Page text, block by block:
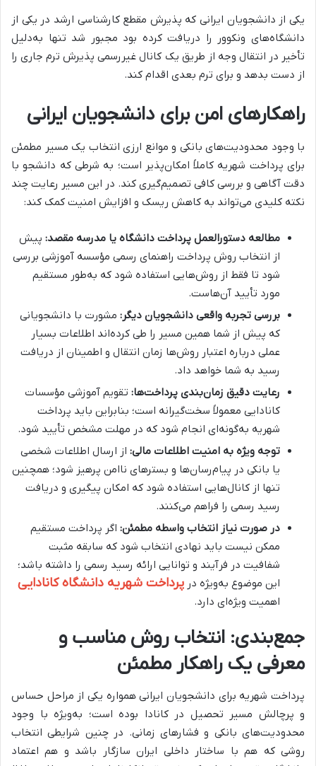
یکی از دانشجویان ایرانی که پذیرش مقطع کارشناسی ارشد در یکی از
دانشگاه‌های ونکوور را دریافت کرده بود مجبور شد تنها به‌دلیل
تأخیر در انتقال وجه از طریق یک کانال غیررسمی پذیرش ترم جاری را
از دست بدهد و برای ترم بعدی اقدام کند.
راهکارهای امن برای دانشجویان ایرانی
با وجود محدودیت‌های بانکی و موانع ارزی انتخاب یک مسیر مطمئن
برای پرداخت شهریه کاملاً امکان‌پذیر است؛ به شرطی که دانشجو با
دقت آگاهی و بررسی کافی تصمیم‌گیری کند. در این مسیر رعایت چند
نکته کلیدی می‌تواند به کاهش ریسک و افزایش امنیت کمک کند:
مطالعه دستورالعمل پرداخت دانشگاه یا مدرسه مقصد: پیش
از انتخاب روش پرداخت راهنمای رسمی مؤسسه آموزشی بررسی
شود تا فقط از روش‌هایی استفاده شود که به‌طور مستقیم
مورد تأیید آن‌هاست.
بررسی تجربه واقعی دانشجویان دیگر: مشورت با دانشجویانی
که پیش از شما همین مسیر را طی کرده‌اند اطلاعات بسیار
عملی درباره اعتبار روش‌ها زمان انتقال و اطمینان از دریافت
رسید به شما خواهد داد.
رعایت دقیق زمان‌بندی پرداخت‌ها: تقویم آموزشی مؤسسات
کانادایی معمولاً سخت‌گیرانه است؛ بنابراین باید پرداخت
شهریه به‌گونه‌ای انجام شود که در مهلت مشخص تأیید شود.
توجه ویژه به امنیت اطلاعات مالی: از ارسال اطلاعات شخصی
یا بانکی در پیام‌رسان‌ها و بسترهای ناامن پرهیز شود؛ همچنین
تنها از کانال‌هایی استفاده شود که امکان پیگیری و دریافت
رسید رسمی را فراهم می‌کنند.
در صورت نیاز انتخاب واسطه مطمئن: اگر پرداخت مستقیم
ممکن نیست باید نهادی انتخاب شود که سابقه مثبت
شفافیت در فرآیند و توانایی ارائه رسید رسمی را داشته باشد؛
این موضوع به‌ویژه در پرداخت شهریه دانشگاه کانادایی
اهمیت ویژه‌ای دارد.
جمع‌بندی: انتخاب روش مناسب و
معرفی یک راهکار مطمئن
پرداخت شهریه برای دانشجویان ایرانی همواره یکی از مراحل حساس
و پرچالش مسیر تحصیل در کانادا بوده است؛ به‌ویژه با وجود
محدودیت‌های بانکی و فشارهای زمانی. در چنین شرایطی انتخاب
روشی که هم با ساختار داخلی ایران سازگار باشد و هم اعتماد